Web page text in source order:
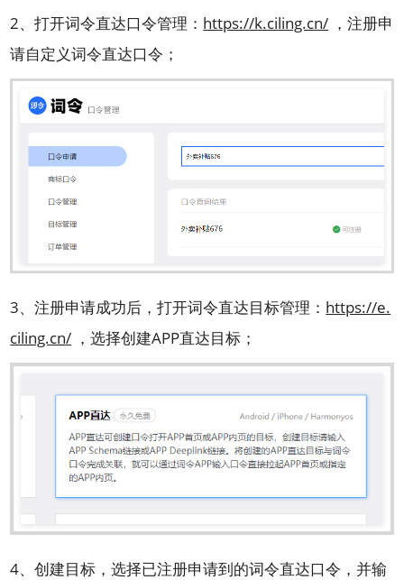
2、打开词令直达口令管理： https://k.ciling.cn/ ，注册申
请自定义词令直达口令；
3、注册申请成功后，打开词令直达目标管理： https://e.
ciling.cn/ ，选择创建APP直达目标；
4、创建目标，选择已注册申请到的词令直达口令，并输